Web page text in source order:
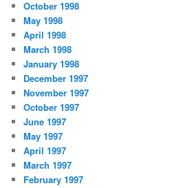
October 1998
May 1998
April 1998
March 1998
January 1998
December 1997
November 1997
October 1997
June 1997
May 1997
April 1997
March 1997
February 1997